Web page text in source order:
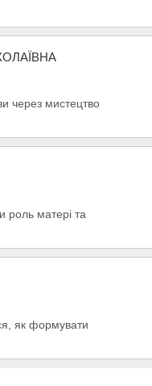
через мистецтво
роль матері та
як формувати